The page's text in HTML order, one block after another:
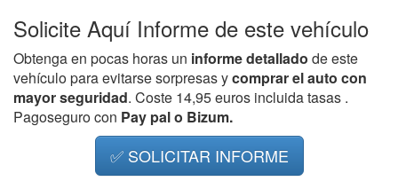
Solicite Aquí Informe de este vehículo
Obtenga en pocas horas un informe detallado de este
vehículo para evitarse sorpresas ycomprar el auto con
mayor seguridad. Coste 14,95 euros incluida tasas .
Pagoseguro con Pay pal o Bizum.
✅ SOLICITAR INFORME